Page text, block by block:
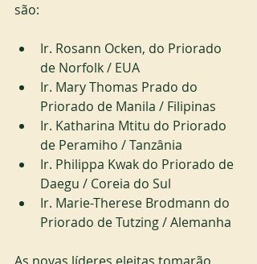
são:
Ir. Rosann Ocken, do Priorado
de Norfolk / EUA
Ir. Mary Thomas Prado do
Priorado de Manila / Filipinas
Ir. Katharina Mtitu do Priorado
de Peramiho / Tanzânia
Ir. Philippa Kwak do Priorado de
Daegu / Coreia do Sul
Ir. Marie-Therese Brodmann do
Priorado de Tutzing / Alemanha